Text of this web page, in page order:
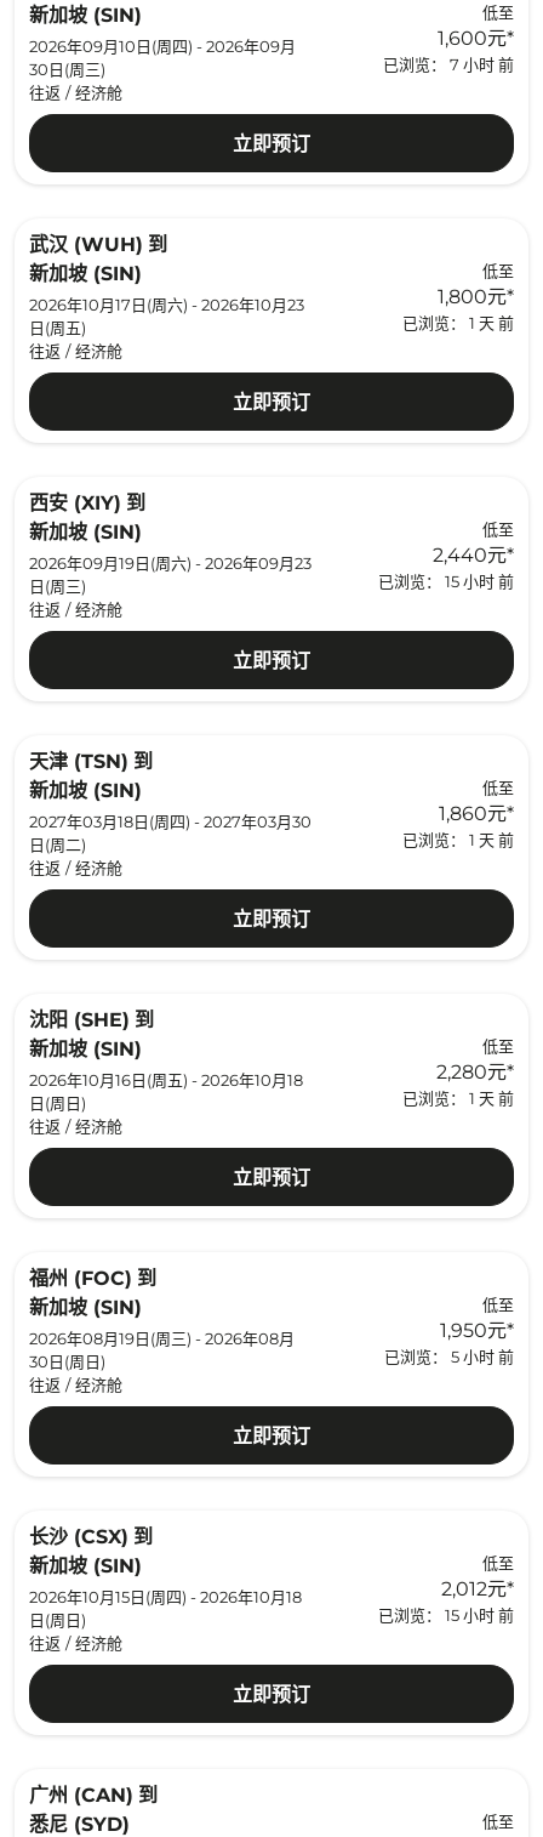
新加坡 (SIN)
2026年09月10日(周四) - 2026年09月
30日(周三)
往返 / 经济舱
低至
1,600元*
已浏览： 7 小时 前
立即预订
武汉 (WUH) 到
新加坡 (SIN)
2026年10月17日(周六) - 2026年10月23
日(周五)
往返 / 经济舱
低至
1,800元*
已浏览： 1 天 前
立即预订
西安 (XIY) 到
新加坡 (SIN)
2026年09月19日(周六) - 2026年09月23
日(周三)
往返 / 经济舱
低至
2,440元*
已浏览： 15 小时 前
立即预订
天津 (TSN) 到
新加坡 (SIN)
2027年03月18日(周四) - 2027年03月30
日(周二)
往返 / 经济舱
低至
1,860元*
已浏览： 1 天 前
立即预订
沈阳 (SHE) 到
新加坡 (SIN)
2026年10月16日(周五) - 2026年10月18
日(周日)
往返 / 经济舱
低至
2,280元*
已浏览： 1 天 前
立即预订
福州 (FOC) 到
新加坡 (SIN)
2026年08月19日(周三) - 2026年08月
30日(周日)
往返 / 经济舱
低至
1,950元*
已浏览： 5 小时 前
立即预订
长沙 (CSX) 到
新加坡 (SIN)
2026年10月15日(周四) - 2026年10月18
日(周日)
往返 / 经济舱
低至
2,012元*
已浏览： 15 小时 前
立即预订
广州 (CAN) 到
悉尼 (SYD)
低至